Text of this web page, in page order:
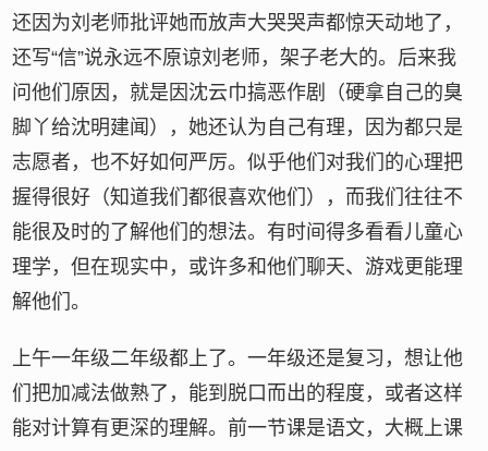
还因为刘老师批评她而放声大哭哭声都惊天动地了，
还写“信”说永远不原谅刘老师，架子老大的。后来我
问他们原因，就是因沈云巾搞恶作剧（硬拿自己的臭
脚丫给沈明建闻），她还认为自己有理，因为都只是
志愿者，也不好如何严厉。似乎他们对我们的心理把
握得很好（知道我们都很喜欢他们），而我们往往不
能很及时的了解他们的想法。有时间得多看看儿童心
理学，但在现实中，或许多和他们聊天、游戏更能理
解他们。
上午一年级二年级都上了。一年级还是复习，想让他
们把加减法做熟了，能到脱口而出的程度，或者这样
能对计算有更深的理解。前一节课是语文，大概上课